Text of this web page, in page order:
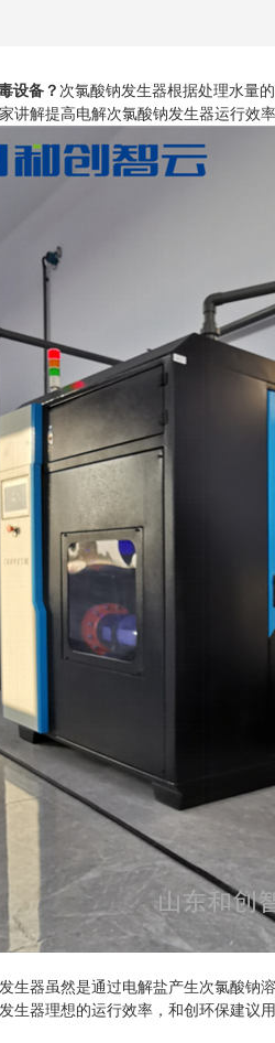
设备？ 次氯酸钠发生器根据处理水量
讲解提高电解次氯酸钠发生器运行效率
器虽然是通过电解盐产生次氯酸钠
生器理想的运行效率，和创环保建